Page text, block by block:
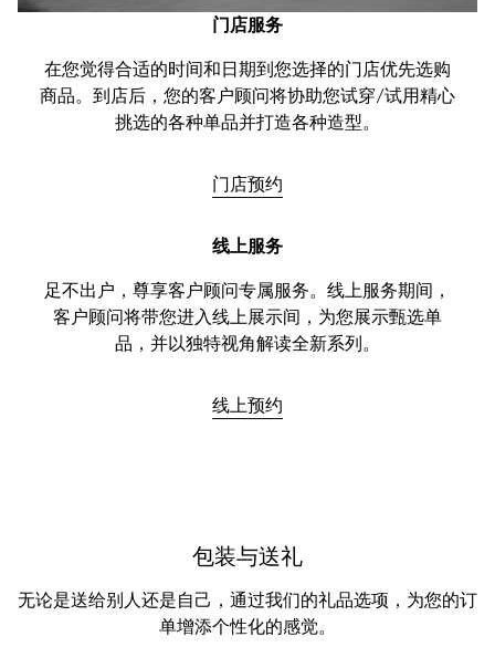
门店服务
在您觉得合适的时间和日期到您选择的门店优先选购
商品。到店后，您的客户顾问将协助您试穿/试用精心
挑选的各种单品并打造各种造型。
门店预约
线上服务
足不出户，尊享客户顾问专属服务。线上服务期间，
客户顾问将带您进入线上展示间，为您展示甄选单
品，并以独特视角解读全新系列。
线上预约
包装与送礼
无论是送给别人还是自己，通过我们的礼品选项，为您的订
单增添个性化的感觉。